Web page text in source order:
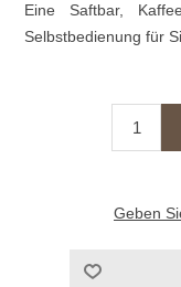
Eine Saftbar,
Selbstbedienung für
Geben